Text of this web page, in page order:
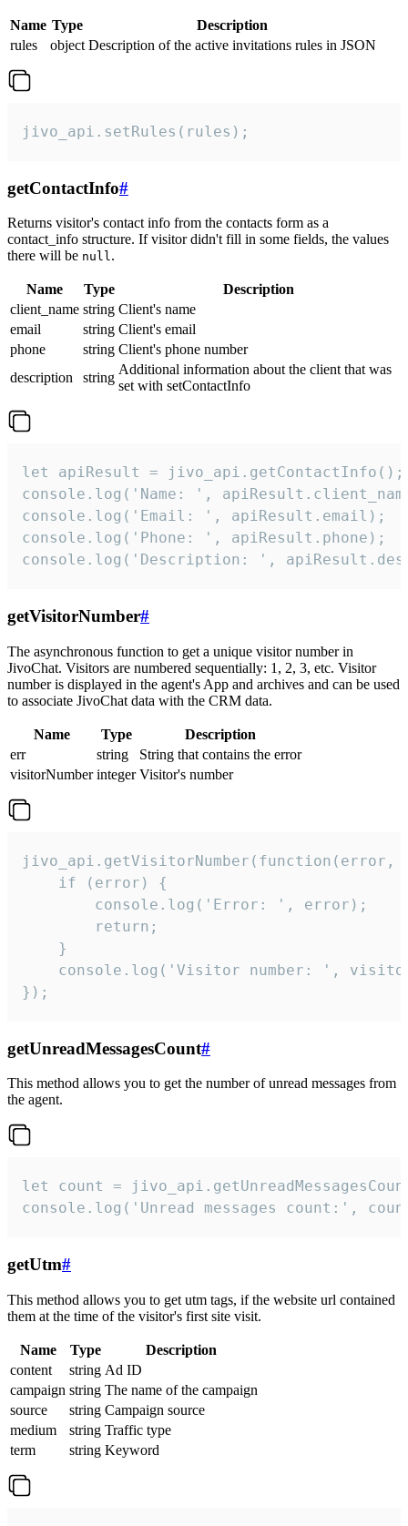
Name Type
Description
rules
object Description of the active invitations rules in JSON
jivo_api.setRules(rules);
getContactInfo#
Returns visitor's contact info from the contacts form as a
contact_info structure. If visitor didn't fill in some fields, the values
there will be null.
Name Type
Description
client_name string Client's name
email
string Client's email
phone
string Client's phone number
description
string
Additional information about the client that was
set with setContactInfo
let apiResult = jivo_api.getContactInfo();
console.log('Name: ',
console.log('Email: ', apiResult.email);
console.log('Phone: ', apiResult.phone);
console.log('Description: ',
getVisitorNumber#
The asynchronous function to get a unique visitor number in
JivoChat. Visitors are numbered sequentially: 1, 2, 3, etc. Visitor
number is displayed in the agent's App and archives and can be used
to associate JivoChat data with the CRM data.
Name Type
Description
err
string
String that contains the error
visitorNumber integer Visitor's number
jivo_api.getVisitorNumber(function(error,
    if (error) {
        console.log('Error: ', error);
        return;
    }
console.log('Visitor number: ',
});
getUnreadMessagesCount#
This method allows you to get the number of unread messages from
the agent.
let count =
console.log('Unread messages count:',
getUtm#
This method allows you to get utm tags, if the website url contained
them at the time of the visitor's first site visit.
Name Type
Description
content
string Ad ID
campaign string The name of the campaign
source
string Campaign source
medium
string Traffic type
term
string Keyword